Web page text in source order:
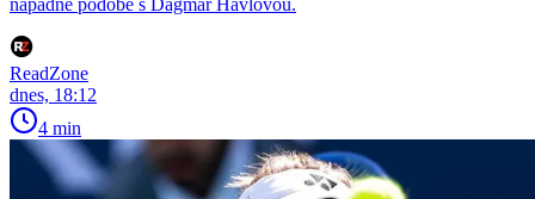
nápadné podobě s Dagmar Havlovou.
ReadZone
dnes, 18:12
4 min